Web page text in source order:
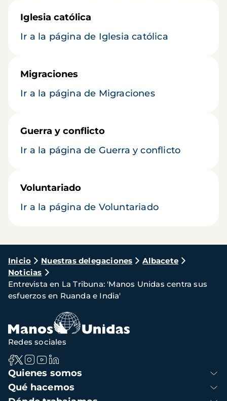
Iglesia católica
Ir a la página de Iglesia católica
Migraciones
Ir a la página de Migraciones
Guerra y conflicto
Ir a la página de Guerra y conflicto
Voluntariado
Ir a la página de Voluntariado
Ruta
de
navegación
Inicio Nuestras delegaciones
Albacete
Noticias
Entrevista en La Tribuna: 'Manos Unidas centra sus
esfuerzos en Ruanda e India'
Navegación
principal
Quienes somos
Qué hacemos
Redes sociales